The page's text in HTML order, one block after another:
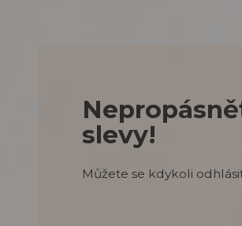
slevy!
Můžete se kdykoli